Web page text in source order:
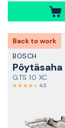
Back to work
BOSCH
Pöytäsaha
GTS 10 XC
4,5